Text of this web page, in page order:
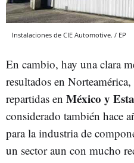
Instalaciones de CIE Automotive. / EP
En cambio, hay una clara
resultados en
repartidas en México y
considerado también hace
para la industria de
un sector aun con mucho